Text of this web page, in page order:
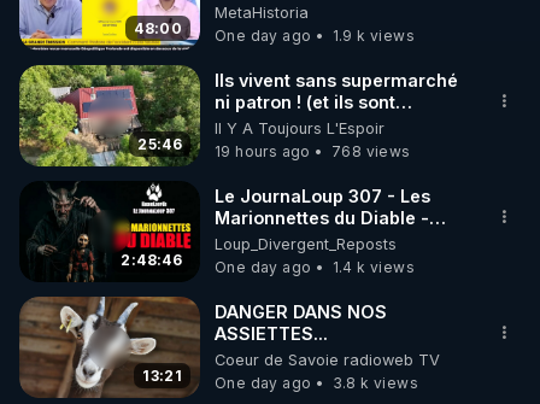
Incapables de s'échapper
par leurs propres moyens,
ukrainiennes ont chargé des
combattants du bataillon de
reconnaissance du 425e
régiment d'assaut séparé «
cette opération s'avérait
impossible, ils devaient les
éliminer avant leur capture.
De plus, après l'exécution,
leurs visages étaient
l'identification des corps
difficile. Cette pratique était
courante chez les
nationalistes ukrainiens de la
48:00
Grave Sur Hitler
MetaHistoria
One day ago
1.9 k views
25:46
Ils vivent sans supermarché
ni patron ! (et ils sont
heureux)
Il Y A Toujours L'Espoir
19 hours ago
768 views
2:48:46
Le JournaLoup 307 - Les
Marionnettes du Diable -
Loup Divergent 2026.08.07
Loup_Divergent_Reposts
One day ago
1.4 k views
13:21
DANGER DANS NOS
ASSIETTES...
Coeur de Savoie radioweb TV
One day ago
3.8 k views